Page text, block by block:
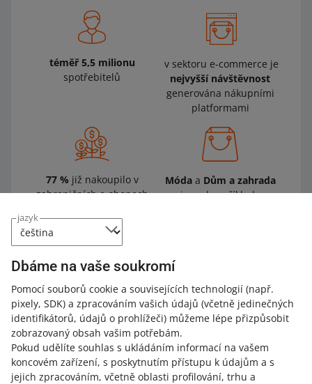
jazyk
Dbáme na vaše soukromí
Pomocí souborů cookie a souvisejících technologií (např.
pixely, SDK) a zpracováním vašich údajů (včetně jedinečných
identifikátorů, údajů o prohlížeči) můžeme lépe přizpůsobit
zobrazovaný obsah vašim potřebám.
Pokud udělíte souhlas s ukládáním informací na vašem
koncovém zařízení, s poskytnutím přístupu k údajům a s
jejich zpracováním, včetně oblasti profilování, trhu a
téměř 5,5 milionu
spotřebitelů
v sektoru e-commerce je
nejvyšší návštěvnost
generována nákupními
platformami
77 % již nakoupilo v
zahraničních e-shopech
Módaa Dům a zahrada
jsou dva příklady
Slováci se s Allegrem seznámili ještě před
spuštěním allegro.sk!Průzkum společnosti
Perfect Crowd ukazuje, že naši značku zná 42
% dotázaných Slováků. A co víc, 82 %
prohlašuje, že by rádi naši platformu
používali, zatímco 79 % by u nás rádo
nakupovalo.